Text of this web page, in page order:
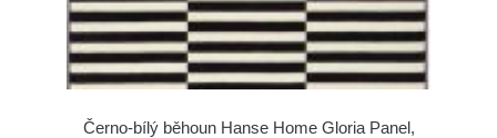
Černo-bílý běhoun Hanse Home Gloria Panel,